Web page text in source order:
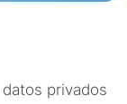
privados